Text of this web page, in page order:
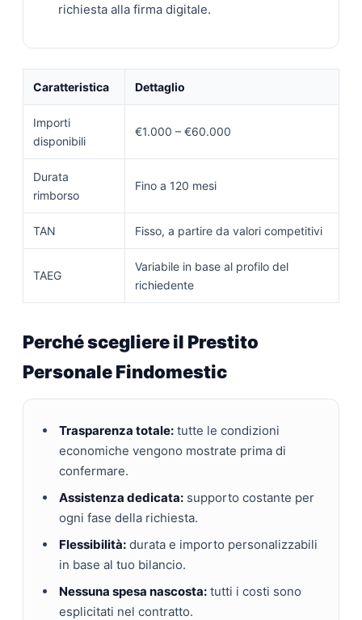
richiesta alla firma digitale.
Caratteristica Dettaglio
Importi
disponibili
€1.000 – €60.000
Durata
rimborso
Fino a 120 mesi
TAN Fisso, a partire da valori competitivi
TAEG
Variabile in base al profilo del
richiedente
Perché scegliere il Prestito
Personale Findomestic
Trasparenza totale: tutte le condizioni
economiche vengono mostrate prima di
confermare.
Assistenza dedicata: supporto costante per
ogni fase della richiesta.
Flessibilità: durata e importo personalizzabili
in base al tuo bilancio.
Nessuna spesa nascosta: tutti i costi sono
esplicitati nel contratto.